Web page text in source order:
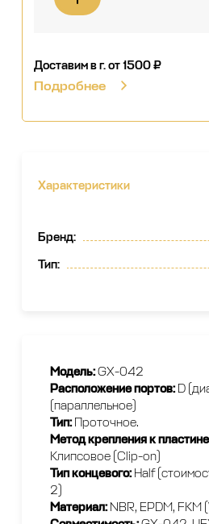
Доставим в г.от 1500 ₽
Подробнее
Характеристики
Бренд:
Тип:
Модель:GX-042
Расположение портов:D
(параллельное)
Тип:Проточное.
Метод крепления к
Клипсовое (Clip-on)
Тип концевого:Half
2)
Материал:NBR, EPDM, FKM